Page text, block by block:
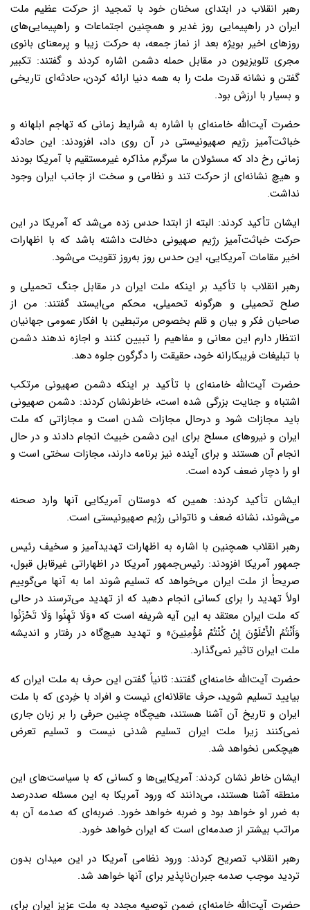
رهبر انقلاب در ابتدای سخنان خود با تمجید از حرکت عظیم ملت
ایران در راهپیمایی روز غدیر و همچنین اجتماعات و راهپیمایی‌های
روزهای اخیر بویژه بعد از نماز جمعه، به حرکت زیبا و پر‌معنای بانوی
مجری تلویزیون در مقابل حمله دشمن اشاره کردند و گفتند: تکبیر
گفتن و نشانه قدرت ملت را به همه دنیا ارائه کردن، حادثه‌ای تاریخی
و بسیار با ارزش بود.
حضرت آیت‌الله خامنه‌ای با اشاره به شرایط زمانی که تهاجم ابلهانه و
خباثت‌آمیز رژیم صهیونیستی در آن روی داد، افزودند: این حادثه
زمانی رخ داد که مسئولان ما سرگرم مذاکره غیرمستقیم با آمریکا بودند
و هیچ نشانه‌ای از حرکت تند و نظامی و سخت از جانب ایران وجود
نداشت.
ایشان تأکید کردند: البته از ابتدا حدس زده می‌شد که آمریکا در این
حرکت خباثت‌آمیز رژیم صهیونی دخالت داشته باشد که با اظهارات
اخیر مقامات آمریکایی، این حدس روز به‌روز تقویت می‌شود.
رهبر انقلاب با تأکید بر اینکه ملت ایران در مقابل جنگ تحمیلی و
صلح تحمیلی و هرگونه تحمیلی، محکم می‌ایستد گفتند: من از
صاحبان فکر و بیان و قلم بخصوص مرتبطین با افکار عمومی جهانیان
انتظار دارم این معانی و مفاهیم را تبیین کنند و اجازه ندهند دشمن
با تبلیغات فریبکارانه خود، حقیقت را دگرگون جلوه دهد.
حضرت آیت‌الله خامنه‌ای با تأکید بر اینکه دشمن صهیونی مرتکب
اشتباه و جنایت بزرگی شده است، خاطرنشان کردند: دشمن صهیونی
باید مجازات شود و درحال مجازات شدن است و مجازاتی که ملت
ایران و نیروهای مسلح برای این دشمن خبیث انجام دادند و در حال
انجام آن هستند و برای آینده نیز برنامه دارند، مجازات سختی است و
او را دچار ضعف کرده است.
ایشان تأکید کردند: همین که دوستان آمریکایی آنها وارد صحنه
می‌شوند، نشانه ضعف و ناتوانی رژیم صهیونیستی است.
رهبر انقلاب همچنین با اشاره به اظهارات تهدیدآمیز و سخیف رئیس
جمهور آمریکا افزودند: رئیس‌جمهور آمریکا در اظهاراتی غیرقابل قبول،
صریحاً از ملت ایران می‌خواهد که تسلیم شوند اما به آنها می‌گوییم
اولاً تهدید را برای کسانی انجام دهید که از تهدید می‌ترسند در حالی
که ملت ایران معتقد به این آیه شریفه است که «وَلَا تَهِنُوا وَلَا تَحْزَنُوا
وَأَنْتُمُ الْأَعْلَوْنَ إِنْ کُنْتُمْ مُؤْمِنِینَ» و تهدید هیچ‌گاه در رفتار و اندیشه
ملت ایران تاثیر نمی‌گذارد.
حضرت آیت‌الله خامنه‌ای گفتند: ثانیاً گفتن این حرف به ملت ایران که
بیایید تسلیم شوید، حرف عاقلانه‌ای نیست و افراد با خِردی که با ملت
ایران و تاریخ آن آشنا هستند، هیچگاه چنین حرفی را بر زبان جاری
نمی‌کنند زیرا ملت ایران تسلیم شدنی نیست و تسلیم تعرض
هیچکس نخواهد شد.
ایشان خاطر نشان کردند: آمریکایی‌ها و کسانی که با سیاست‌های این
منطقه آشنا هستند، می‌دانند که ورود آمریکا به این مسئله صددرصد
به ضرر او خواهد بود و ضربه خواهد خورد. ضربه‌ای که صدمه آن به
مراتب بیشتر از صدمه‌ای است که ایران خواهد خورد.
رهبر انقلاب تصریح کردند: ورود نظامی آمریکا در این میدان بدون
تردید موجب صدمه جبران‌ناپذیر برای آنها خواهد شد.
حضرت آیت‌الله خامنه‌ای ضمن توصیه مجدد به ملت عزیز ایران برای